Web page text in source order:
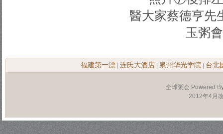
醫大家蔡德亨先
玉粥
福建第一漂 连氏大酒店 泉州华光学院 台北
全球粥会 Powered
2012年4月